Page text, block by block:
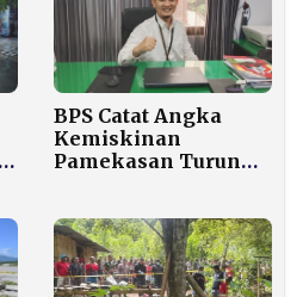
BPS Catat Angka
Kemiskinan
Pamekasan Turun
Madura